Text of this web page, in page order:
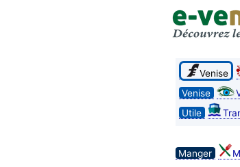
Venise
Venise
Utile
Manger